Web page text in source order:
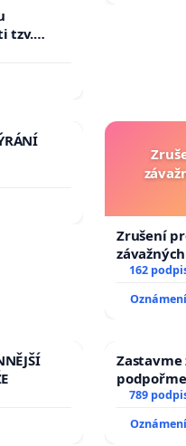
tzv.
Zrušení
trestných
162
Zastavme
789